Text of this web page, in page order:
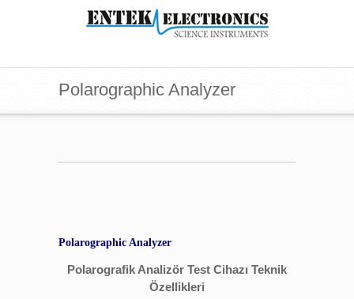
Polarographic Analyzer
Polarographic Analyzer
Polarografik Analizör Test Cihazı Teknik
Özellikleri